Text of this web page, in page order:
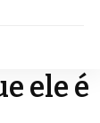
ele é